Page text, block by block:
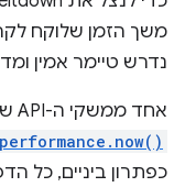
משך הזמן שלוקח
נדרש טיימר אמין
אחד ממשקי ה-API שזמינים בפלטפורמת האינטרנט הוא
performance.now()
כפתרון ביניים, כל